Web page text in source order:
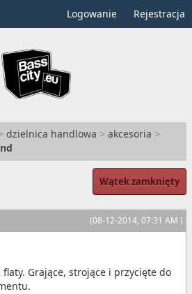
Logowanie Rejestracja
dzielnica handlowa > akcesoria >
Wątek zamknięty
(08-12-2014, 07:31 AM )
Grające, strojące i przycięte do